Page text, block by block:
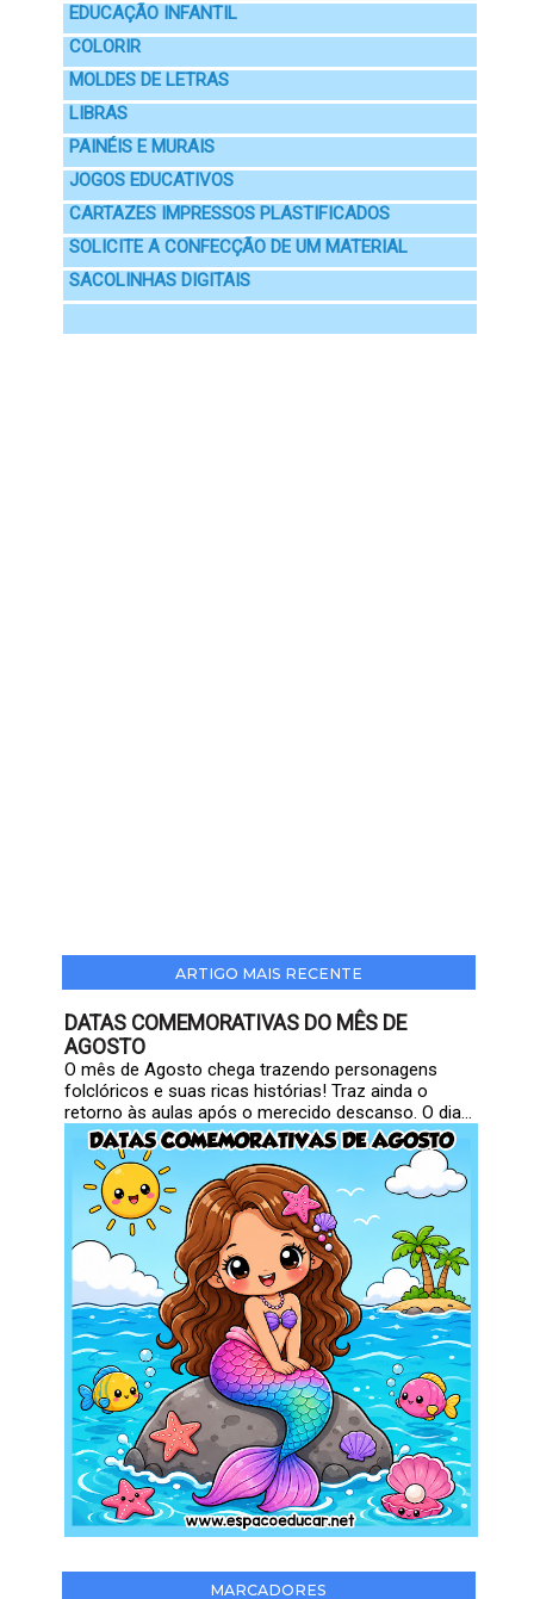
EDUCAÇÃO INFANTIL
COLORIR
MOLDES DE LETRAS
LIBRAS
PAINÉIS E MURAIS
JOGOS EDUCATIVOS
CARTAZES IMPRESSOS PLASTIFICADOS
SOLICITE A CONFECÇÃO DE UM MATERIAL
SACOLINHAS DIGITAIS
ARTIGO MAIS RECENTE
DATAS COMEMORATIVAS DO MÊS DE
AGOSTO
O mês de Agosto chega trazendo personagens
folclóricos e suas ricas histórias! Traz ainda o
retorno às aulas após o merecido descanso. O dia...
MARCADORES